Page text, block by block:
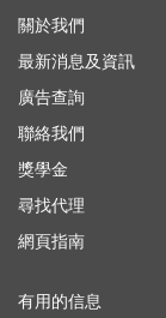
關於我們
最新消息及資訊
廣告查詢
聯絡我們
獎學金
尋找代理
網頁指南
有用的信息